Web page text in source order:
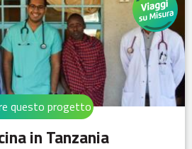
in Tanzania
questo progetto